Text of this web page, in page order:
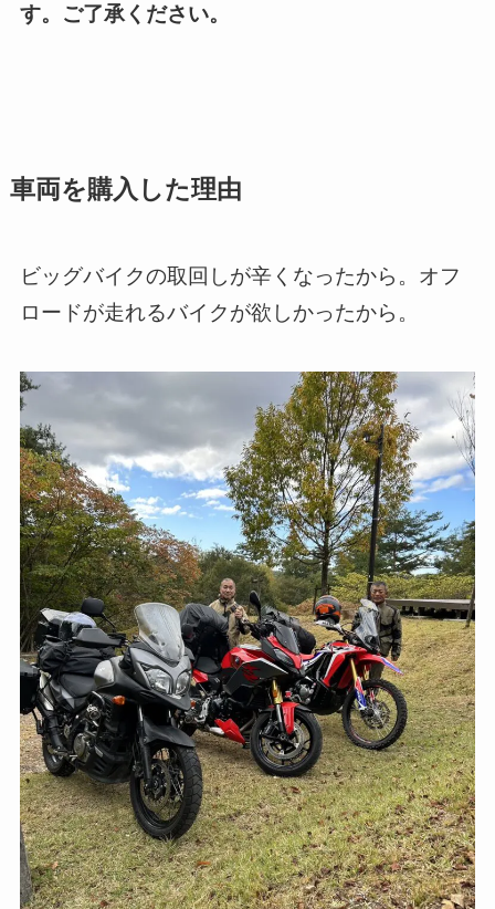
す。ご了承ください。
車両を購入した理由
ビッグバイクの取回しが辛くなったから。オフ
ロードが走れるバイクが欲しかったから。